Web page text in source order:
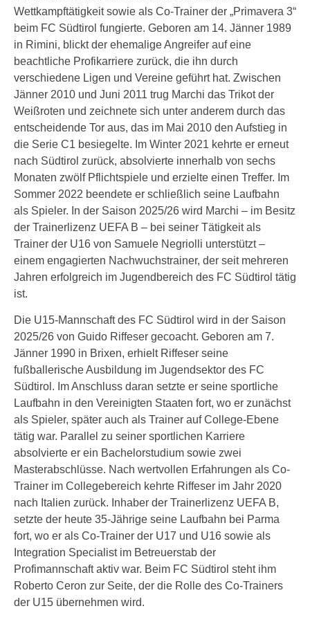
Wettkampftätigkeit sowie als Co-Trainer der „Primavera 3“
beim FC Südtirol fungierte. Geboren am 14. Jänner 1989
in Rimini, blickt der ehemalige Angreifer auf eine
beachtliche Profikarriere zurück, die ihn durch
verschiedene Ligen und Vereine geführt hat. Zwischen
Jänner 2010 und Juni 2011 trug Marchi das Trikot der
Weißroten und zeichnete sich unter anderem durch das
entscheidende Tor aus, das im Mai 2010 den Aufstieg in
die Serie C1 besiegelte. Im Winter 2021 kehrte er erneut
nach Südtirol zurück, absolvierte innerhalb von sechs
Monaten zwölf Pflichtspiele und erzielte einen Treffer. Im
Sommer 2022 beendete er schließlich seine Laufbahn
als Spieler. In der Saison 2025/26 wird Marchi – im Besitz
der Trainerlizenz UEFA B – bei seiner Tätigkeit als
Trainer der U16 von Samuele Negriolli unterstützt –
einem engagierten Nachwuchstrainer, der seit mehreren
Jahren erfolgreich im Jugendbereich des FC Südtirol tätig
ist.
Die U15-Mannschaft des FC Südtirol wird in der Saison
2025/26 von Guido Riffeser gecoacht. Geboren am 7.
Jänner 1990 in Brixen, erhielt Riffeser seine
fußballerische Ausbildung im Jugendsektor des FC
Südtirol. Im Anschluss daran setzte er seine sportliche
Laufbahn in den Vereinigten Staaten fort, wo er zunächst
als Spieler, später auch als Trainer auf College-Ebene
tätig war. Parallel zu seiner sportlichen Karriere
absolvierte er ein Bachelorstudium sowie zwei
Masterabschlüsse. Nach wertvollen Erfahrungen als Co-
Trainer im Collegebereich kehrte Riffeser im Jahr 2020
nach Italien zurück. Inhaber der Trainerlizenz UEFA B,
setzte der heute 35-Jährige seine Laufbahn bei Parma
fort, wo er als Co-Trainer der U17 und U16 sowie als
Integration Specialist im Betreuerstab der
Profimannschaft aktiv war. Beim FC Südtirol steht ihm
Roberto Ceron zur Seite, der die Rolle des Co-Trainers
der U15 übernehmen wird.